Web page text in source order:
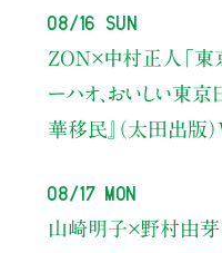
08/16 Sun
ZON×中村正人 「
ーハオ、おいしい東京
華移民』（太田出版
08/17 Mon
山崎明子×野村由芽